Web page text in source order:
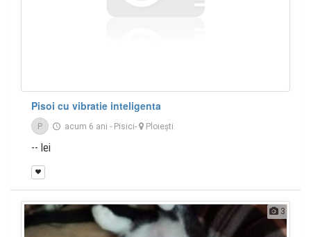
Pisoi cu vibratie inteligenta
P acum 6 ani - Pisici- Ploieşti
-- lei
3